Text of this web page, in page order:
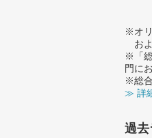
※オ
およ
※「
門に
※総
≫ 詳
過去